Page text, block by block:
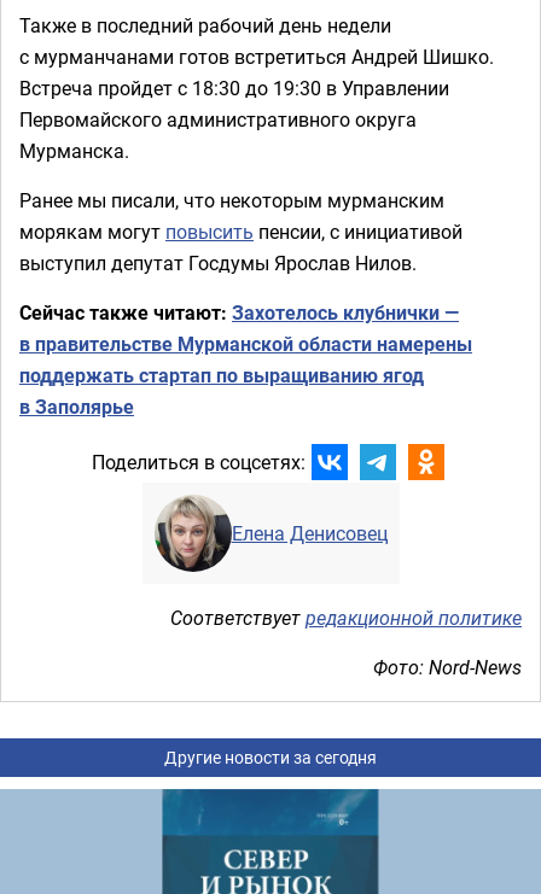
Также в последний рабочий день недели
с мурманчанами готов встретиться Андрей Шишко.
Встреча пройдет с 18:30 до 19:30 в Управлении
Первомайского административного округа
Мурманска.
Ранее мы писали, что некоторым мурманским
морякам могут повысить пенсии, с инициативой
выступил депутат Госдумы Ярослав Нилов.
Сейчас также читают: Захотелось клубнички —
в правительстве Мурманской области намерены
поддержать стартап по выращиванию ягод
в Заполярье
Поделиться в соцсетях:
Елена Денисовец
Соответствуетредакционной политике
Фото: Nord-News
Другие новости за сегодня